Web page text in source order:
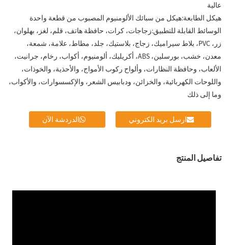
عالية
هيكل الطابعة:هيكل من سبائك الألومنيوم المصبوب من قطعة واحدة
الوسائط القابلة للتطبيق:زجاجات، كرات، حافظة هاتف، قلم، لغز، بهلوان،
زر، PVC، بلاط سيراميك، زجاج، بلاستيك، جلد، مطاط، علامة، شمعة،
معدن، خشب، بورسلين، ABS، أكريليك، ألومنيوم، أكواب، رخام، جرانيت،
الألعاب، وحافظة النظارات، وألواح ركوب الأمواج، والأحذية، والخوذات،
واللوحات الكهربائية، والخزائن، ودبابيس الشعر، والإكسسوارات، والأكواب،
وما إلى ذلك
ارسل بريد الكتروني الدردشة الآن
تفاصيل المنتج